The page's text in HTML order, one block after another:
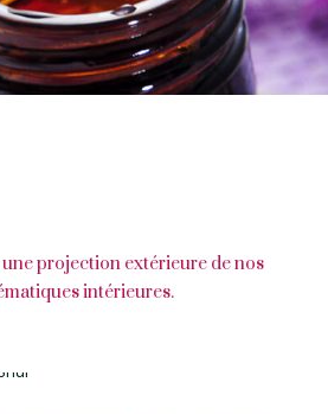
projection extérieure de nos
intérieures.